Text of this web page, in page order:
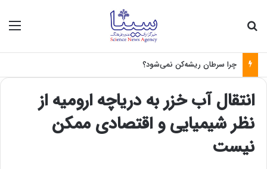
چرا سرطان ریشه‌کن نمی‌شود؟
انتقال آب خزر به دریاچه ارومیه از
نظر شیمیایی و اقتصادی ممکن
نیست